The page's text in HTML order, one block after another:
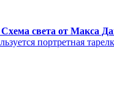
Схема света от Макса
портретная